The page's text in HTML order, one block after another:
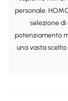
personale.
selezione
potenziamento
una vasta